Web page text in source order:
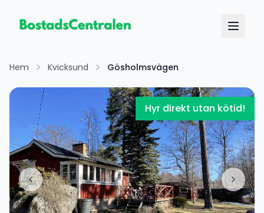
Hem Kvicksund Gösholmsvägen
Hyr direkt utan kötid!